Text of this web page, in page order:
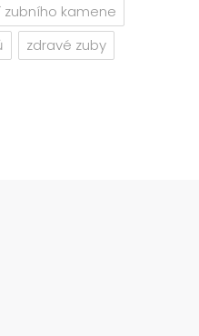
kamene
zdravé zuby